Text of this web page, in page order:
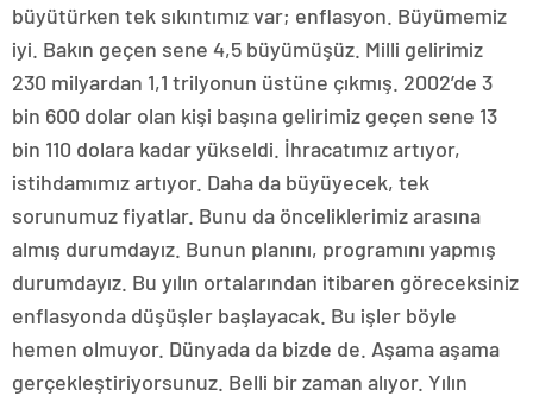
büyütürken tek sıkıntımız var; enflasyon. Büyümemiz
iyi. Bakın geçen sene 4,5 büyümüşüz. Milli gelirimiz
230 milyardan 1,1 trilyonun üstüne çıkmış. 2002’de 3
bin 600 dolar olan kişi başına gelirimiz geçen sene 13
bin 110 dolara kadar yükseldi. İhracatımız artıyor,
istihdamımız artıyor. Daha da büyüyecek, tek
sorunumuz fiyatlar. Bunu da önceliklerimiz arasına
almış durumdayız. Bunun planını, programını yapmış
durumdayız. Bu yılın ortalarından itibaren göreceksiniz
enflasyonda düşüşler başlayacak. Bu işler böyle
hemen olmuyor. Dünyada da bizde de. Aşama aşama
gerçekleştiriyorsunuz. Belli bir zaman alıyor. Yılın